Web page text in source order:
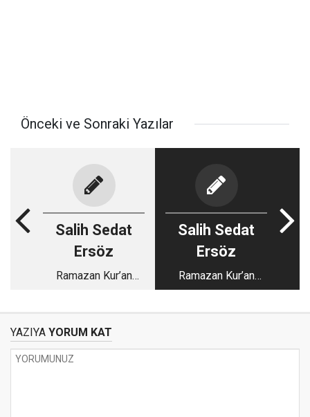
Önceki ve Sonraki Yazılar
Salih Sedat
Ersöz
Ramazan Kur’an
Salih Sedat
Ersöz
Ramazan Kur’an
Ay’ıdır (2)
YAZIYA YORUM KAT